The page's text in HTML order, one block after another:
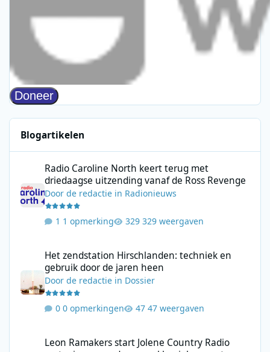
Blogartikelen
Radio Caroline North keert terug met
driedaagse uitzending vanaf de Ross Revenge
Doorde redactie in Radionieuws
1 opmerking 329 weergaven
Het zendstation Hirschlanden: techniek en
gebruik door de jaren heen
Doorde redactie in Dossier
0 opmerkingen 47 weergaven
Leon Ramakers start Jolene Country Radio